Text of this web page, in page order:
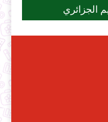
الجزائري